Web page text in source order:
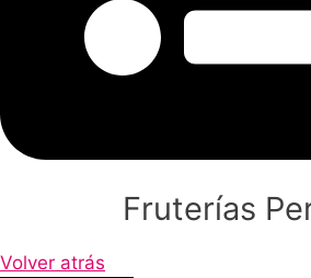
Fruterías
Volver atrás